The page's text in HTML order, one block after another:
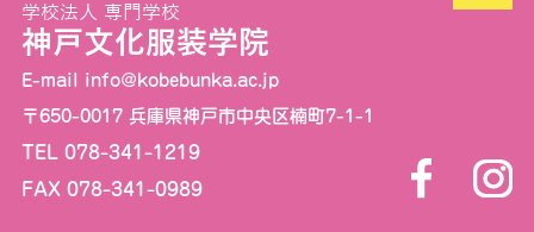
学校法人 専門学校
神戸文化服装学院
E-mail info@kobebunka.ac.jp
〒650-0017 兵庫県神戸市中央区楠町7-1-1
TEL 078-341-1219
FAX 078-341-0989